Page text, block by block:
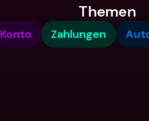
Themen
Konto Zahlungen